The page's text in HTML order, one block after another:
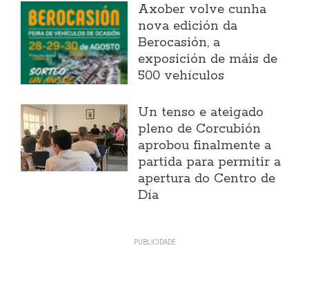
Axober volve cunha
nova edición da
Berocasión, a
exposición de máis de
500 vehículos
Un tenso e ateigado
pleno de Corcubión
aprobou finalmente a
partida para permitir a
apertura do Centro de
Día